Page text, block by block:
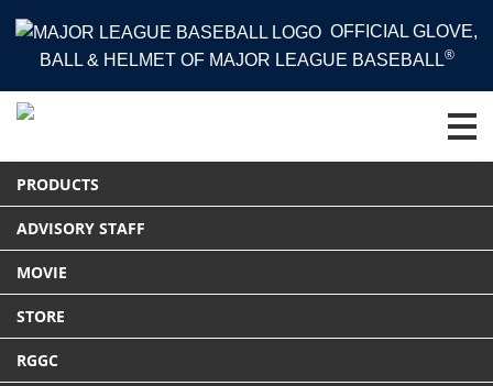
OFFICIAL GLOVE,
BALL & HELMET OF MAJOR LEAGUE BASEBALL®
PRODUCTS
ADVISORY STAFF
MOVIE
STORE
RGGC
HOME PRODUCTS
Tweet
Previous